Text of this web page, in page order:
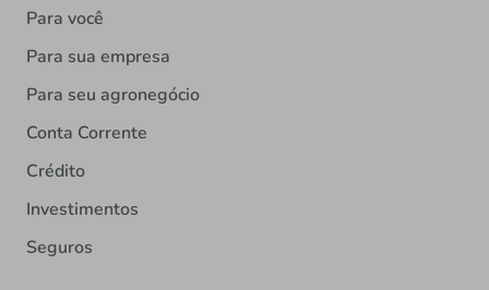
Para você
Para sua empresa
Para seu agronegócio
Conta Corrente
Crédito
Investimentos
Seguros